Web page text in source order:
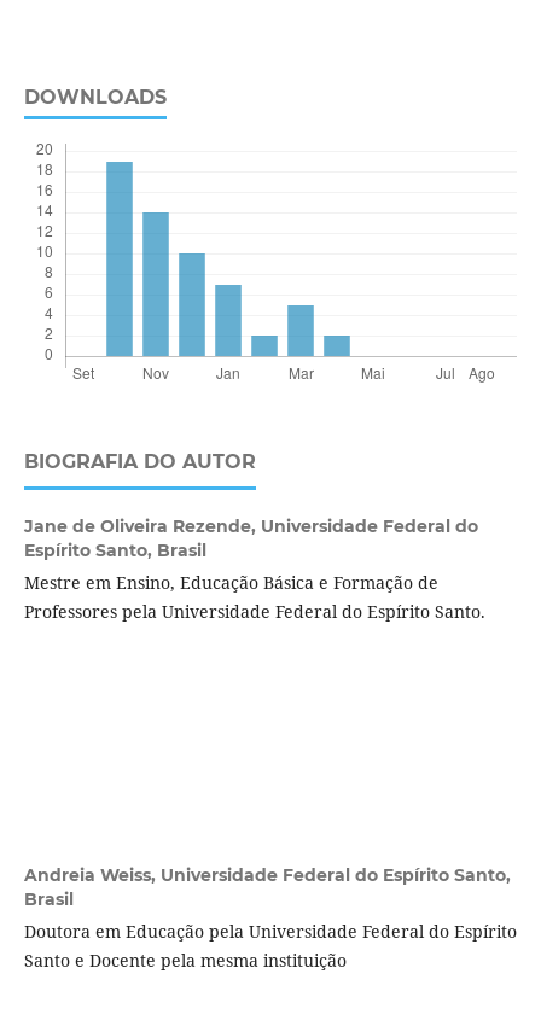
DOWNLOADS
BIOGRAFIA DO AUTOR
Jane de Oliveira Rezende, Universidade Federal do
Espírito Santo, Brasil
Mestre em Ensino, Educação Básica e Formação de
Professores pela Universidade Federal do Espírito Santo.
Andreia Weiss, Universidade Federal do Espírito Santo,
Brasil
Doutora em Educação pela Universidade Federal do Espírito
Santo e Docente pela mesma instituição